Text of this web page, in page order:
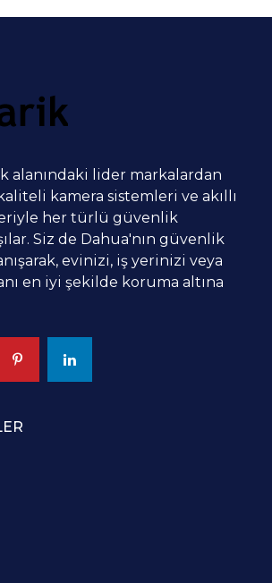
alanındaki lider markalardan
kamera sistemleri ve akıllı
her türlü güvenlik
Siz de Dahua'nın güvenlik
evinizi, iş yerinizi veya
en iyi şekilde koruma altına